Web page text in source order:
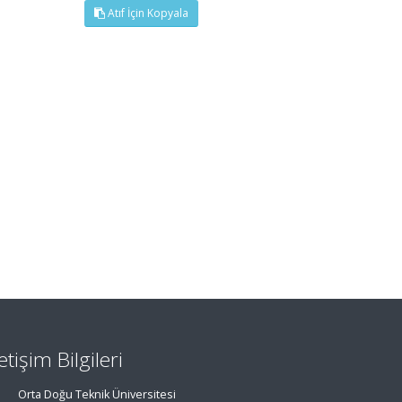
Atıf İçin Kopyala
Bilgileri
Orta Doğu Teknik Üniversitesi